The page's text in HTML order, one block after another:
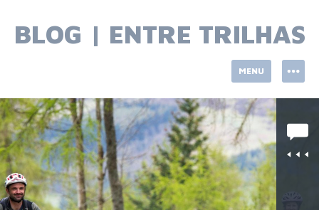
content
BLOG | ENTRE TRILHAS
MENU